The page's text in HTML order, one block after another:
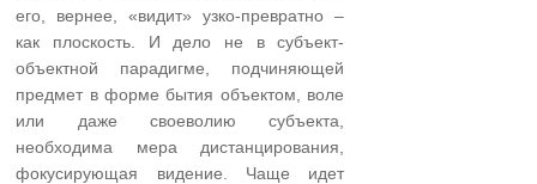
его, вернее, «видит» узко-превратно –
как плоскость. И дело не в субъект-
объектной парадигме, подчиняющей
предмет в форме бытия объектом, воле
или даже своеволию субъекта,
необходима мера дистанцирования,
фокусирующая видение. Чаще идет